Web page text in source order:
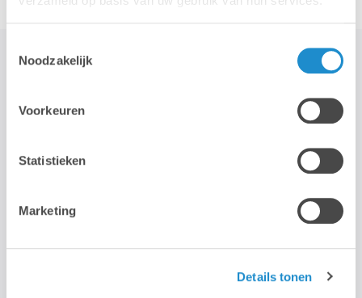
Noodzakelijk
Voorkeuren
Statistieken
Marketing
Details tonen
>
notre newsletter mensuelle. Nous ne transmettons pas cette
adresse à des tiers et la conserverons tant que vous ne vous